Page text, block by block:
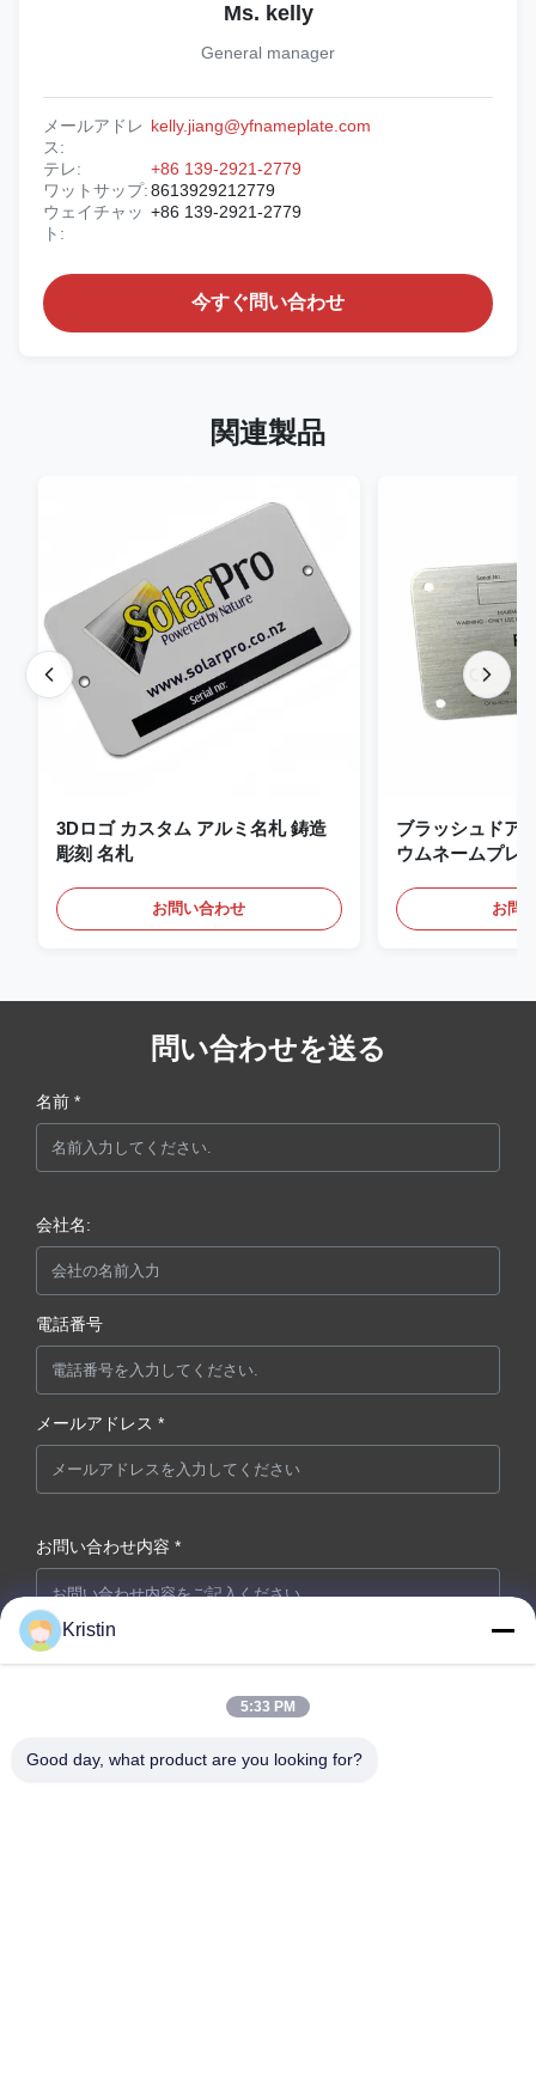
Ms. kelly
General manager
メールアドレ
ス:
kelly.jiang@yfnameplate.com
テレ:
+86 139-2921-2779
ワットサップ:8613929212779
ウェイチャッ
ト:
+86 139-2921-2779
今すぐ問い合わせ
関連製品
3Dロゴ カスタム アルミ名札 鋳造
彫刻 名札
お問い合わせ
ブラッシュドア
ウムネームプレ
お問
問い合わせを送る
名前 *
会社名:
電話番号
メールアドレス *
お問い合わせ内容 *
今提出
Kristin
5:33 PM
Good day, what product are you looking for?